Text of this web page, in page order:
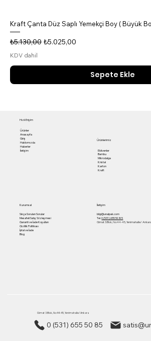
Kraft Çanta Düz Saplı Yemekçi Boy ( Büyük
Normal Fiyat
₺5.130,00 İndirimli Fiyat
₺5.025,00
KDV dahil
Sepete Ekle
Ürünlerimiz
Eldivenler
Bambu
Mikrodalga
Kristal
Karton
Kraft
Hızlı Erişim
Ürünler
Anasayfa
Giriş
Hakkımızda
Haberler
İletişim
Kurumsal
Sıkça Sorulan Sorular
Mesafeli Satış Sözleşmesi
Garanti ve İade Koşulları
Gizlilik Politikası
İptal ve İade
Blog
İletişim
bilgi@unalpak.com
Tel.0 (531) 655 50 85
Gimat 3.Blok, No:44-45, Yenimahalle/ Ankara
Gimat 3.Blok, No:44-45, Yenimahalle/ Ankara
0 (531) 655 50 85